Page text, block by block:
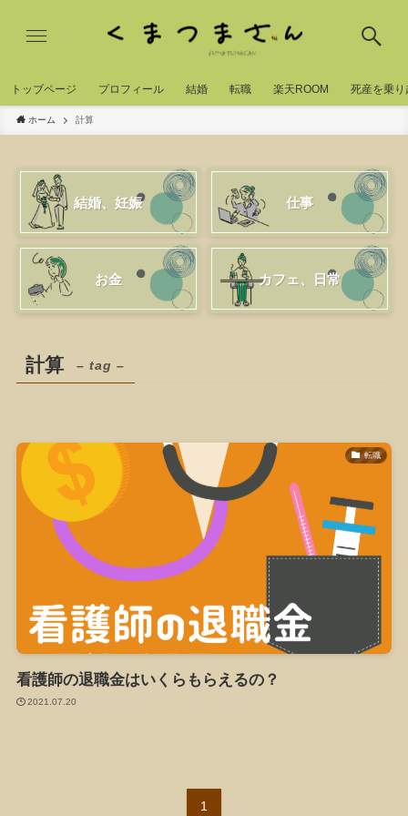
トッブページ プロフィール 結婚 転職 楽天ROOM 死産を乗り
ホーム 計算
結婚、妊娠 仕事
お金 カフェ、日常
計算 – tag –
転職
看護師の退職金はいくらもらえるの？
2021.07.20
1